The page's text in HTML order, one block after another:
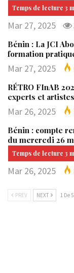
Mar 27, 2025
Bénin : La JCI
formation
Mar 27, 2025
RÉTRO FInAB
experts et
Mar 26, 2025
Bénin : compte
du mercredi 26
Mar 26, 2025
PREV NEXT 1 De